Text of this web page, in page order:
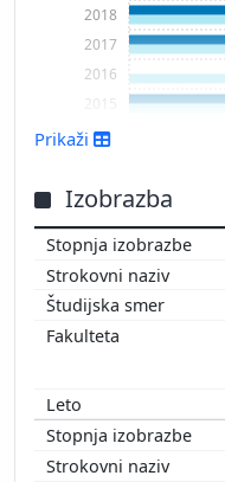
2014
2016
2017
2018
Prikaži
Izobrazba